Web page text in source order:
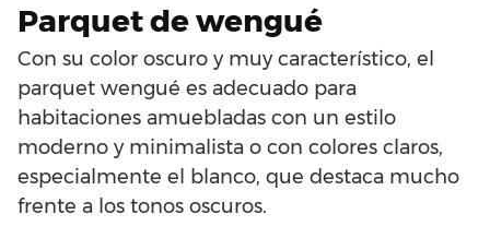
Parquet de wengué
Con su color oscuro y muy característico, el
parquet wengué es adecuado para
habitaciones amuebladas con un estilo
moderno y minimalista o con colores claros,
especialmente el blanco, que destaca mucho
frente a los tonos oscuros.